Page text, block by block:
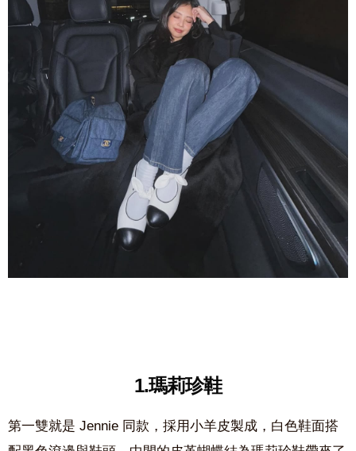
1.瑪莉珍鞋
第一雙就是 Jennie 同款，採用小羊皮製成，白色鞋面搭